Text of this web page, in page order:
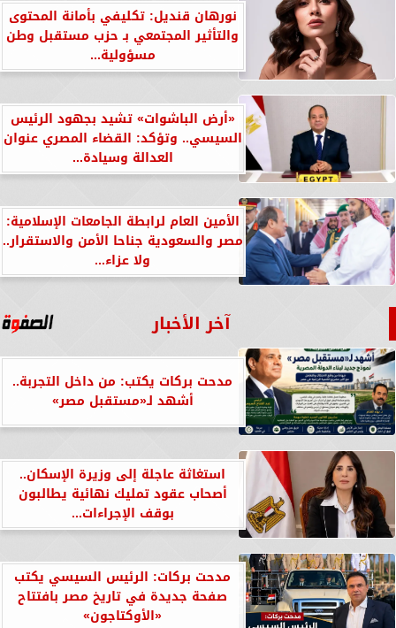
نورهان قنديل: تكليفي بأمانة المحتوى
والتأثير المجتمعي بـ حزب مستقبل وطن
مسؤولية...
«أرض الباشوات» تشيد بجهود الرئيس
السيسي.. وتؤكد: القضاء المصري عنوان
العدالة وسيادة...
الأمين العام لرابطة الجامعات الإسلامية:
مصر والسعودية جناحا الأمن والاستقرار..
ولا عزاء...
آخر الأخبار
مدحت بركات يكتب: من داخل التجربة..
أشهد لـ«مستقبل مصر»
استغاثة عاجلة إلى وزيرة الإسكان..
أصحاب عقود تمليك نهائية يطالبون
بوقف الإجراءات...
مدحت بركات: الرئيس السيسي يكتب
صفحة جديدة في تاريخ مصر بافتتاح
«الأوكتاجون»